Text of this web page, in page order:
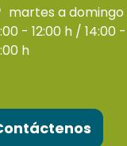
martes a domingo
- 12:00 h / 14:00 -
h